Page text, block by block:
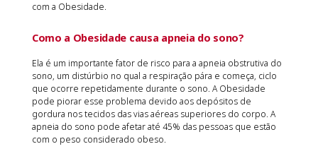
com a Obesidade.
Como a Obesidade causa apneia do sono?
Ela é um importante fator de risco para a apneia obstrutiva do
sono, um distúrbio no qual a respiração pára e começa, ciclo
que ocorre repetidamente durante o sono. A Obesidade
pode piorar esse problema devido aos depósitos de
gordura nos tecidos das vias aéreas superiores do corpo. A
apneia do sono pode afetar até 45% das pessoas que estão
com o peso considerado obeso.